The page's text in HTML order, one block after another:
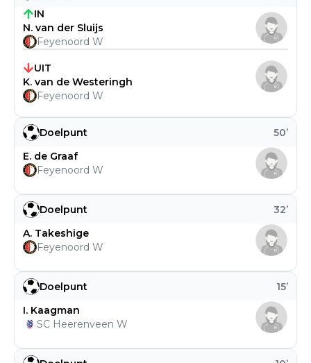
Doelpunt 15’
I. Kaagman
SC Heerenveen W
Doelpunt 32’
A. Takeshige
Feyenoord W
Doelpunt 50’
E. de Graaf
Feyenoord W
IN
N. van der Sluijs
Feyenoord W
UIT
K. van de Westeringh
Feyenoord W